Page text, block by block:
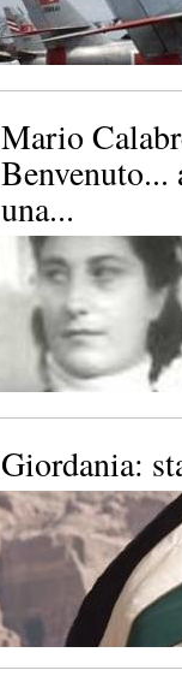
Mario
Benvenuto...
una...
Giordania: